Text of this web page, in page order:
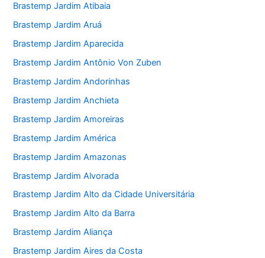
Brastemp Jardim Atibaia
Brastemp Jardim Aruá
Brastemp Jardim Aparecida
Brastemp Jardim Antônio Von Zuben
Brastemp Jardim Andorinhas
Brastemp Jardim Anchieta
Brastemp Jardim Amoreiras
Brastemp Jardim América
Brastemp Jardim Amazonas
Brastemp Jardim Alvorada
Brastemp Jardim Alto da Cidade Universitária
Brastemp Jardim Alto da Barra
Brastemp Jardim Aliança
Brastemp Jardim Aires da Costa